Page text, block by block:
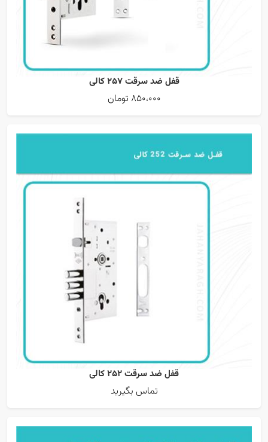
قفل ضد سرقت 257 کالی
850،000 تومان
قفل ضد سرقت 252 کالی
تماس بگیرید